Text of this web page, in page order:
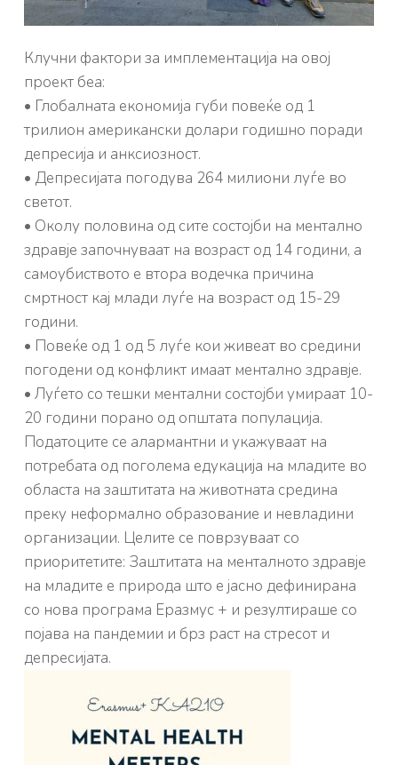
Клучни фактори за имплементација на овој
проект беа:
• Глобалната економија губи повеќе од 1
трилион американски долари годишно поради
депресија и анксиозност.
• Депресијата погодува 264 милиони луѓе во
светот.
• Околу половина од сите состојби на ментално
здравје започнуваат на возраст од 14 години, а
самоубиството е втора водечка причина
смртност кај млади луѓе на возраст од 15-29
години.
• Повеќе од 1 од 5 луѓе кои живеат во средини
погодени од конфликт имаат ментално здравје.
• Луѓето со тешки ментални состојби умираат 10-
20 години порано од општата популација.
Податоците се алармантни и укажуваат на
потребата од поголема едукација на младите во
областа на заштитата на животната средина
преку неформално образование и невладини
организации. Целите се поврзуваат со
приоритетите: Заштитата на менталното здравје
на младите е природа што е јасно дефинирана
со нова програма Еразмус + и резултираше со
појава на пандемии и брз раст на стресот и
депресијата.